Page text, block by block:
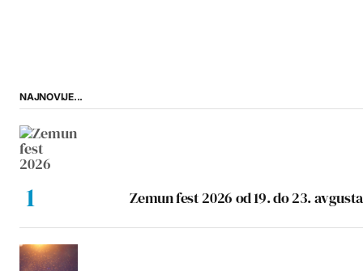
NAJNOVIJE...
Zemun fest 2026 od 19. do 23. avgusta